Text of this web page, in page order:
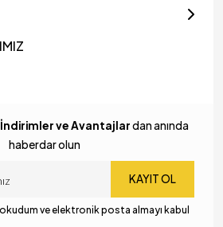
İndirimler ve Avantajlardan anında
haberdar olun
KAYIT OL
okudum ve elektronik posta almayı kabul